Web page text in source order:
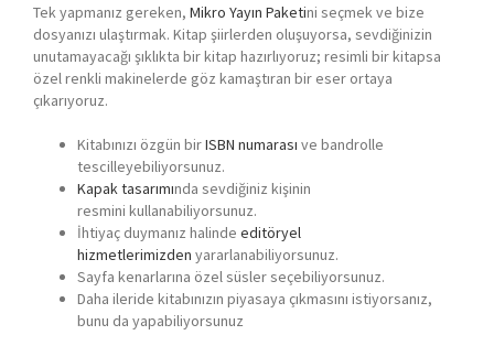
Tek yapmanız gereken, Mikro Yayın Paketini seçmek ve bize
dosyanızı ulaştırmak. Kitap şiirlerden oluşuyorsa, sevdiğinizin
unutamayacağı şıklıkta bir kitap hazırlıyoruz; resimli bir kitapsa
özel renkli makinelerde göz kamaştıran bir eser ortaya
çıkarıyoruz.
Kitabınızı özgün birISBN numarası ve bandrolle
tescilleyebiliyorsunuz.
Kapak tasarımında sevdiğiniz kişinin
resmini kullanabiliyorsunuz.
İhtiyaç duymanız halinde editöryel
hizmetlerimizden yararlanabiliyorsunuz.
Sayfa kenarlarına özel süsler seçebiliyorsunuz.
Daha ileride kitabınızın piyasaya çıkmasını istiyorsanız,
bunu da yapabiliyorsunuz